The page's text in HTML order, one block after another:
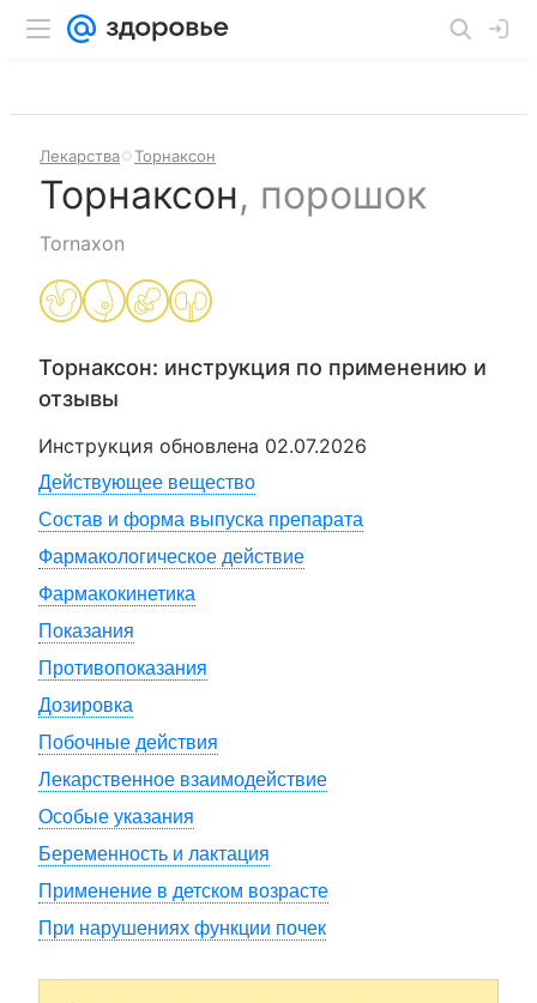
Лекарства Торнаксон
Торнаксон, порошок
Tornaxon
Торнаксон: инструкция по применению и
отзывы
Инструкция обновлена 02.07.2026
Действующее вещество
Состав и форма выпуска препарата
Фармакологическое действие
Фармакокинетика
Показания
Противопоказания
Дозировка
Побочные действия
Лекарственное взаимодействие
Особые указания
Беременность и лактация
Применение в детском возрасте
При нарушениях функции почек